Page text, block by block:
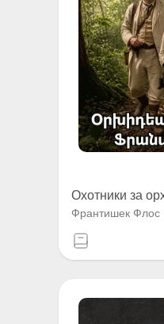
Охотники за
Франтишек Флос